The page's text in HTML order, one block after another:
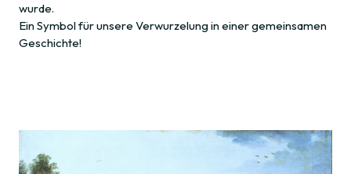
wurde.
Ein Symbol für unsere Verwurzelung in einer gemeinsamen
Geschichte!